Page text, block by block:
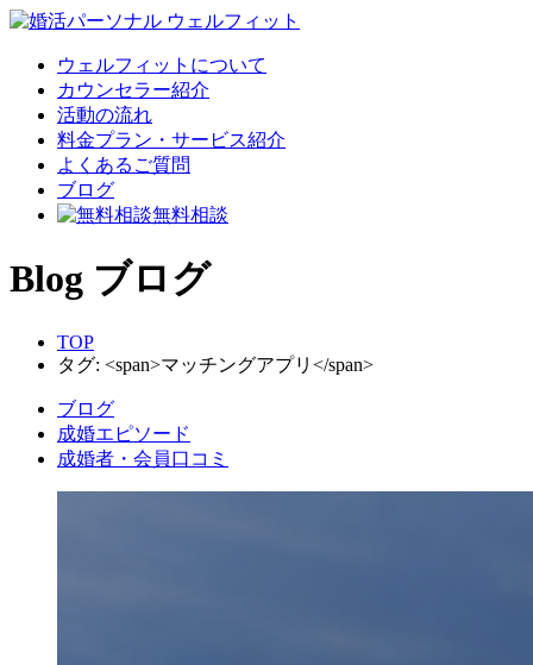
ウェルフィットについて
カウンセラー紹介
活動の流れ
料金プラン・サービス紹介
よくあるご質問
ブログ
無料相談
Blog ブログ
TOP
タグ: <span>マッチングアプリ</span>
ブログ
成婚エピソード
成婚者・会員口コミ